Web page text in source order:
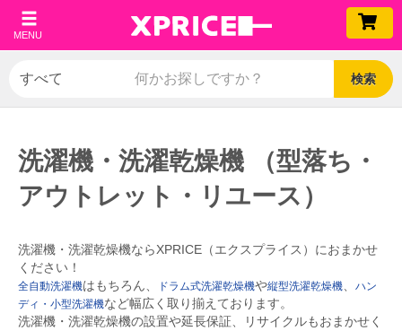
MENU
検索
洗濯機・洗濯乾燥機 （型落ち・
アウトレット・リユース）
洗濯機・洗濯乾燥機ならXPRICE（エクスプライス）におまかせ
ください！
全自動洗濯機はもちろん、 ドラム式洗濯乾燥機や縦型洗濯乾燥機
ハン
ディ・小型洗濯機など幅広く取り揃えております。
洗濯機・洗濯乾燥機の設置や延長保証、リサイクルもおまかせく